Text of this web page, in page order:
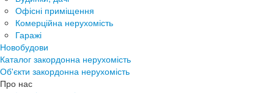
Офісні приміщення
Комерційна нерухомість
Гаражі
Новобудови
Каталог закордонна нерухомість
Об'єкти закордонна нерухомість
Про нас